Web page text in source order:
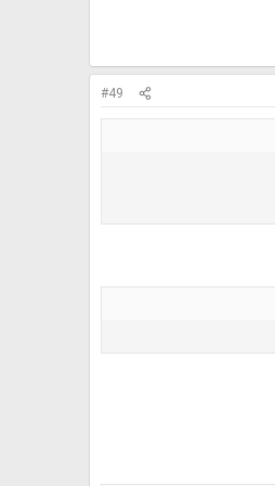
#49